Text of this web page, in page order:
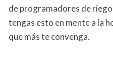
de programadores de
tengas esto en mente a la
que más te convenga.